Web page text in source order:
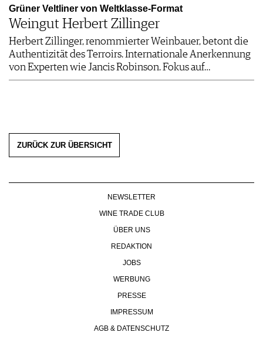
Grüner Veltliner von Weltklasse-Format
Weingut Herbert Zillinger
Herbert Zillinger, renommierter Weinbauer, betont die
Authentizität des Terroirs. Internationale Anerkennung
von Experten wie Jancis Robinson. Fokus auf…
ZURÜCK ZUR ÜBERSICHT
NEWSLETTER
WINE TRADE CLUB
ÜBER UNS
REDAKTION
JOBS
WERBUNG
PRESSE
IMPRESSUM
AGB & DATENSCHUTZ